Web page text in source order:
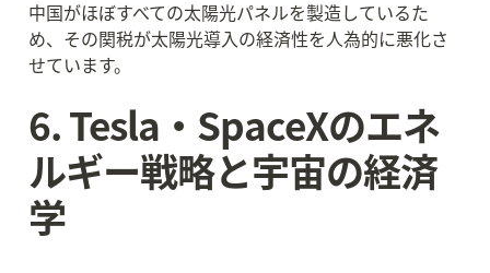
中国がほぼすべての太陽光パネルを製造しているた
め、その関税が太陽光導入の経済性を人為的に悪化さ
せています。
6. Tesla・SpaceXのエネ
ルギー戦略と宇宙の経済
学